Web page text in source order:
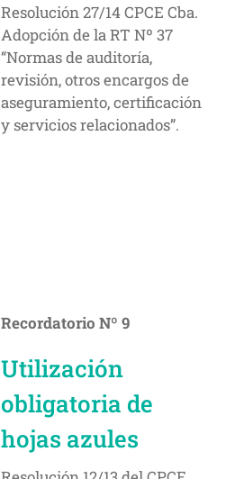
Resolución 27/14 CPCE Cba.
Adopción de la RT Nº 37
“Normas de auditoría,
revisión, otros encargos de
aseguramiento, certificación
y servicios relacionados”.
Recordatorio Nº 9
Utilización
obligatoria de
hojas azules